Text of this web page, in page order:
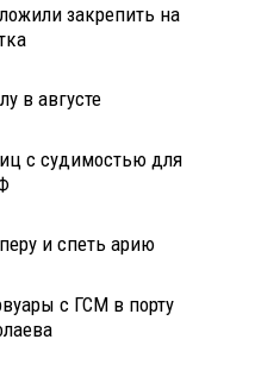
закрепить на
в августе
с судимостью для
и спеть арию
с ГСМ в порту